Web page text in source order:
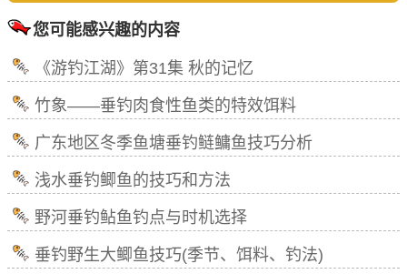
您可能感兴趣的内容
《游钓江湖》第31集 秋的记忆
竹象——垂钓肉食性鱼类的特效饵料
广东地区冬季鱼塘垂钓鲢鳙鱼技巧分析
浅水垂钓鲫鱼的技巧和方法
野河垂钓鲇鱼钓点与时机选择
垂钓野生大鲫鱼技巧(季节、饵料、钓法)